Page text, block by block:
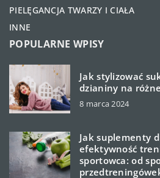
PIELĘGANCJA TWARZY I CIAŁA
INNE
POPULARNE WPISY
Jak stylizować
dzianiny na
8 marca 2024
Jak suplementy
efektywność
sportowca: od